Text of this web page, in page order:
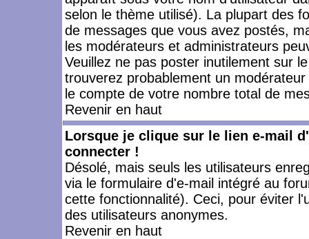
selon le thème utilisé). La plupart des
de messages que vous avez postés,
les modérateurs et administrateurs
Veuillez ne pas poster inutilement sur
trouverez probablement un
le compte de votre nombre total de
Revenir en haut
Lorsque je clique sur le lien e-mail
connecter !
Désolé, mais seuls les utilisateurs
via le formulaire d'e-mail intégré au
cette fonctionnalité). Ceci, pour éviter
des utilisateurs anonymes.
Revenir en haut